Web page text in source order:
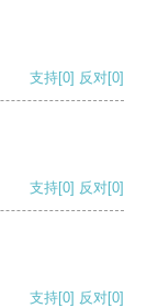
支持[0] 反对[0]
支持[0] 反对[0]
支持[0] 反对[0]